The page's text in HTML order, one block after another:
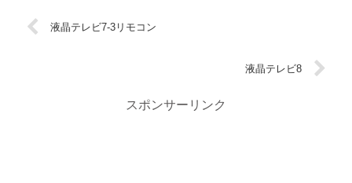
液晶テレビ7-3リモコン
液晶テレビ8
スポンサーリンク